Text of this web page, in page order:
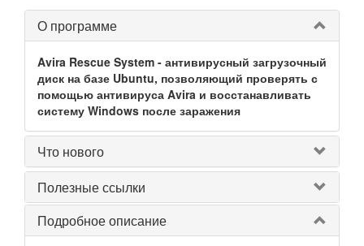
О программе
Avira Rescue System - антивирусный загрузочный
диск на базе Ubuntu, позволяющий проверять с
помощью антивируса Avira и восстанавливать
систему Windows после заражения
Что нового
Полезные ссылки
Подробное описание